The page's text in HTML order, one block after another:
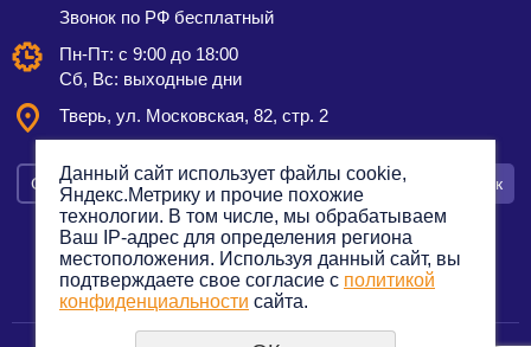
Звонок по РФ бесплатный
Пн-Пт: с 9:00 до 18:00
Сб, Вс: выходные дни
Тверь, ул. Московская, 82, стр. 2
Смотреть на карте Оставить заявку Заказать звонок
Политика конфиденциальности
Данный сайт использует файлы cookie,
Яндекс.Метрику и прочие похожие
технологии. В том числе, мы обрабатываем
Ваш IP-адрес для определения региона
местоположения. Используя данный сайт, вы
подтверждаете свое согласие с политикой
конфиденциальности сайта.